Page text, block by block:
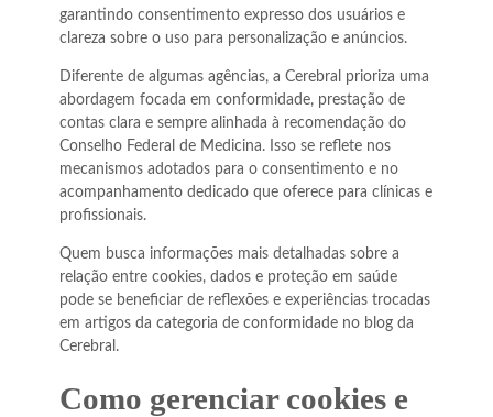
garantindo consentimento expresso dos usuários e
clareza sobre o uso para personalização e anúncios.
Diferente de algumas agências, a Cerebral prioriza uma
abordagem focada em conformidade, prestação de
contas clara e sempre alinhada à recomendação do
Conselho Federal de Medicina. Isso se reflete nos
mecanismos adotados para o consentimento e no
acompanhamento dedicado que oferece para clínicas e
profissionais.
Quem busca informações mais detalhadas sobre a
relação entre cookies, dados e proteção em saúde
pode se beneficiar de reflexões e experiências trocadas
em artigos da categoria de conformidade no blog da
Cerebral.
Como gerenciar cookies e